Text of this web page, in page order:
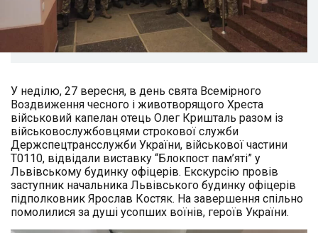
У неділю, 27 вересня, в день свята Всемірного
Воздвиження чесного і животворящого Хреста
військовий капелан отець Олег Кришталь разом із
військовослужбовцями строкової служби
Держспецтрансслужби України, військової частини
Т0110, відвідали виставку “Блокпост пам’яті” у
Львівському будинку офіцерів. Екскурсію провів
заступник начальника Львівського будинку офіцерів
підполковник Ярослав Костяк. На завершення спільно
помолилися за душі усопших воїнів, героїв України.